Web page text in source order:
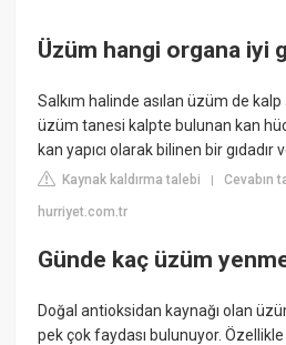
Üzüm hangi organa iyi
Salkım halinde asılan üzüm de
üzüm tanesi kalpte bulunan kan
kan yapıcı olarak bilinen bir gıdadır
Kaynak kaldırma talebi |Cevabın
hurriyet.com.tr
Günde kaç üzüm
Doğal antioksidan kaynağı olan
pek çok faydası bulunuyor.